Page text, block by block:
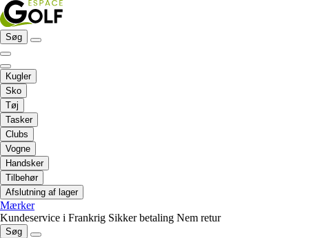
Søg
Kugler
Sko
Tøj
Tasker
Clubs
Vogne
Handsker
Tilbehør
Afslutning af lager
Mærker
Kundeservice i Frankrig Sikker betaling Nem retur
Søg